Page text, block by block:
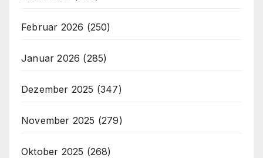
Februar 2026 (250)
Januar 2026 (285)
Dezember 2025 (347)
November 2025 (279)
Oktober 2025 (268)